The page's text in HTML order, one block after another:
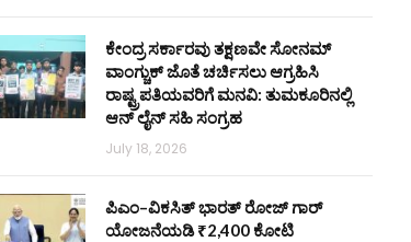
ಕೇಂದ್ರ ಸರ್ಕಾರವು ತಕ್ಷಣವೇ ಸೋನಮ್
ವಾಂಗ್ಚುಕ್ ಜೊತೆ ಚರ್ಚಿಸಲು ಆಗ್ರಹಿಸಿ
ರಾಷ್ಟ್ರಪತಿಯವರಿಗೆ ಮನವಿ: ತುಮಕೂರಿನಲ್ಲಿ
ಆನ್‌ ಲೈನ್ ಸಹಿ ಸಂಗ್ರಹ
July 18, 2026
ಪಿಎಂ–ವಿಕಸಿತ್ ಭಾರತ್ ರೋಜ್‌ ಗಾರ್
ಯೋಜನೆಯಡಿ ₹2,400 ಕೋಟಿ